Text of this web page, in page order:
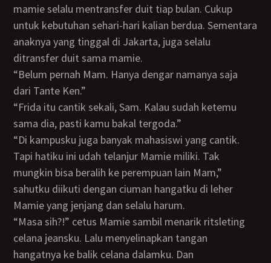
mamie selalu mentransfer duit tiap bulan. Cukup
untuk kebutuhan sehari-hari kalian berdua. Sementara
anaknya yang tinggal di Jakarta, juga selalu
ditransfer duit sama mamie.
“Belum pernah Mam. Hanya dengar namanya saja
dari Tante Ken.”
“Frida itu cantik sekali, Sam. Kalau sudah ketemu
sama dia, pasti kamu bakal tergoda.”
“Di kampusku juga banyak mahasiswi yang cantik.
Tapi hatiku ini udah telanjur Mamie miliki. Tak
mungkin bisa beralih ke perempuan lain Mam,”
sahutku diikuti dengan ciuman hangatku di leher
Mamie yang jenjang dan selalu harum.
“Masa sih?!” cetus Mamie sambil menarik ritsleting
celana jeansku. Lalu menyelinapkan tangan
hangatnya ke balik celana dalamku. Dan